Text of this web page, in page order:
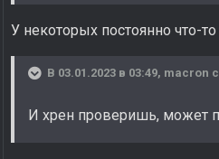
У некоторых постоянно что-
В 03.01.2023 в 03:49, macron
И хрен проверишь, может